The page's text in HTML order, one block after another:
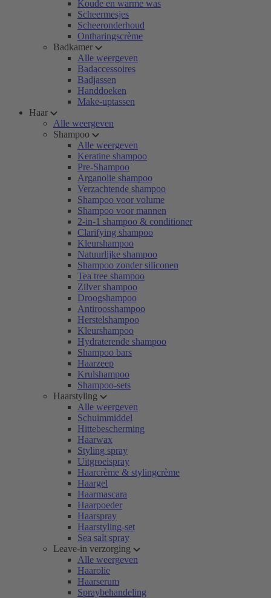
Koude en warme was
Scheermesjes
Scheeronderhoud
Ontharingscrème
Badkamer
Alle weergeven
Badaccessoires
Badjassen
Handdoeken
Make-uptassen
Haar
Alle weergeven
Shampoo
Alle weergeven
Keratine shampoo
Pre-Shampoo
Arganolie shampoo
Verzachtende shampoo
Shampoo voor volume
Shampoo voor mannen
2-in-1 shampoo & conditioner
Clarifying shampoo
Kleurshampoo
Natuurlijke shampoo
Shampoo zonder siliconen
Tea tree shampoo
Zilver shampoo
Droogshampoo
Antiroosshampoo
Herstelshampoo
Kleurshampoo
Hydraterende shampoo
Shampoo bars
Haarzeep
Krulshampoo
Shampoo-sets
Haarstyling
Alle weergeven
Schuimmiddel
Hittebescherming
Haarwax
Styling spray
Uitgroeispray
Haarcrème & stylingcrème
Haargel
Haarmascara
Haarpoeder
Haarspray
Haarstyling-set
Sea salt spray
Leave-in verzorging
Alle weergeven
Haarolie
Haarserum
Spraybehandeling